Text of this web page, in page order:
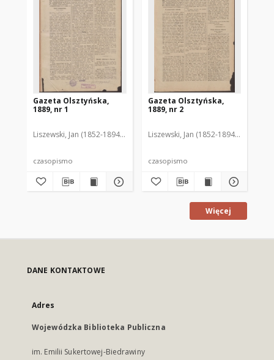
Gazeta Olsztyńska,
1889, nr 1
Liszewski, Jan (1852-1894). Red.
czasopismo
Gazeta Olsztyńska,
1889, nr 2
Liszewski, Jan (1852-1894). Red.
czasopismo
Więcej
DANE KONTAKTOWE
Adres
Wojewódzka Biblioteka Publiczna
im. Emilii Sukertowej-Biedrawiny